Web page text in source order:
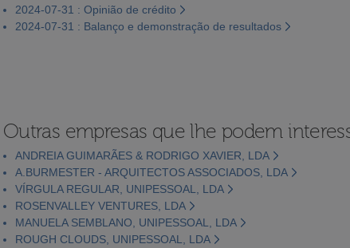
2024-07-31 : Opinião de crédito
2024-07-31 : Balanço e demonstração de resultados
Outras empresas que lhe podem
ANDREIA GUIMARÃES & RODRIGO XAVIER, LDA
A.BURMESTER - ARQUITECTOS ASSOCIADOS, LDA
VÍRGULA REGULAR, UNIPESSOAL, LDA
ROSENVALLEY VENTURES, LDA
MANUELA SEMBLANO, UNIPESSOAL, LDA
ROUGH CLOUDS, UNIPESSOAL, LDA